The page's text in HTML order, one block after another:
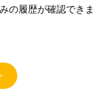
の履歴が確認できま